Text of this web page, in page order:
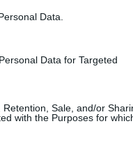
Data.
Data for Targeted
Sale, and/or
with the Purposes for
46 ορεινούς
επισκέπτες που
τις καλοκαιρινές
στα
τα αμέτρητα